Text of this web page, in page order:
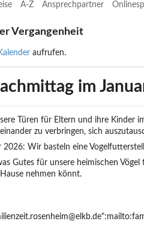
A-Z Ansprechpartner
Vergangenheit
aufrufen.
im
Türen für Eltern und ihre Kinder
zu verbringen, sich
2026: Wir basteln eine
Gutes für unsere heimischen
nehmen könnt.